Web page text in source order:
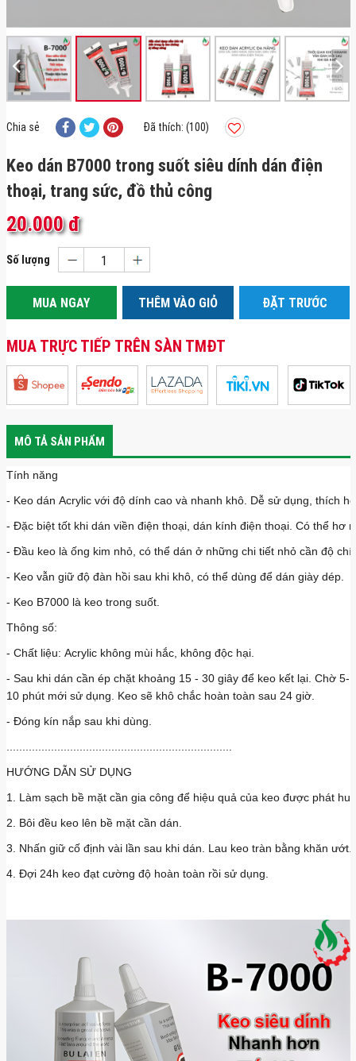
Chia sẻ Đã thích: (100)
Keo dán B7000 trong suốt siêu dính dán điện
thoại, trang sức, đồ thủ công
20.000 đ
Số lượng
MUA NGAY THÊM VÀO GIỎ ĐẶT TRƯỚC
MUA TRỰC TIẾP TRÊN SÀN TMĐT
MÔ TẢ SẢN PHẨM
Tính năng
- Keo dán Acrylic với độ dính cao và nhanh khô. Dễ sử dụng, thích
- Đặc biệt tốt khi dán viền điện thoại, dán kính điện thoại. Có thể hơ
- Đầu keo là ống kim nhỏ, có thể dán ở những chi tiết nhỏ cần độ
- Keo vẫn giữ độ đàn hồi sau khi khô, có thể dùng để dán giày dép.
- Keo B7000 là keo trong suốt.
Thông số:
- Chất liệu: Acrylic không mùi hắc, không độc hại.
- Sau khi dán cần ép chặt khoảng 15 - 30 giây để keo kết lại. Chờ 5-
10 phút mới sử dụng. Keo sẽ khô chắc hoàn toàn sau 24 giờ.
- Đóng kín nắp sau khi dùng.
HƯỚNG DẪN SỬ DỤNG
1. Làm sạch bề mặt cần gia công để hiệu quả của keo được phát
2. Bôi đều keo lên bề mặt cần dán.
3. Nhấn giữ cố định vài lần sau khi dán. Lau keo tràn bằng khăn ướt.
4. Đợi 24h keo đạt cường độ hoàn toàn rồi sử dụng.